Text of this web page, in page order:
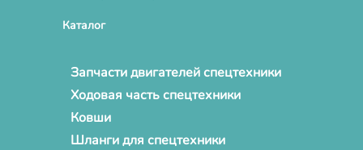
Каталог
Запчасти двигателей спецтехники
Ходовая часть спецтехники
Ковши
Шланги для спецтехники